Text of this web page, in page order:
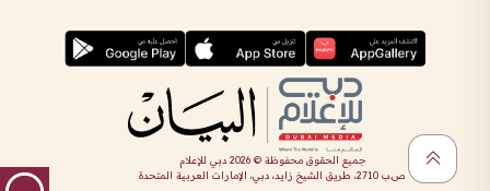
جميع الحقوق محفوظة ©2026 دبي للإعلام
ص.ب 2710، طريق الشيخ زايد، دبي، الإمارات العربية المتحدة